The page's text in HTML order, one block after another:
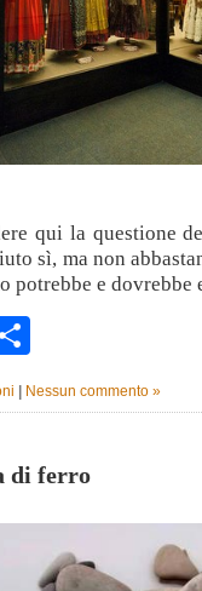
qui la questione
sì, ma non
potrebbe e dovrebbe
WhatsApp
Nessun commento »
di ferro